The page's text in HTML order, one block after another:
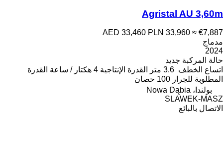
Agristal AU 3,60m
AED 33,460 PLN 33,960 ≈ €7,887
مدماج
2024
حالة المركبة جديد
اتساع الخطف 3.6 متر القدرة الإنتاجية 4 هكتار / ساعة
القدرة
المطلوبة للجرار 100 حصان
بولندا، Nowa Dąbia
SLAWEK-MASZ
الاتصال بالبائع